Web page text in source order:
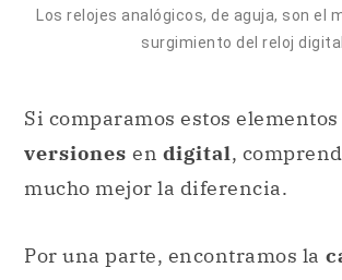
Los relojes analógicos, de aguja, son el
surgimiento del reloj
Si comparamos estos elementos
versiones en digital,
mucho mejor la diferencia.
Por una parte, encontramos la